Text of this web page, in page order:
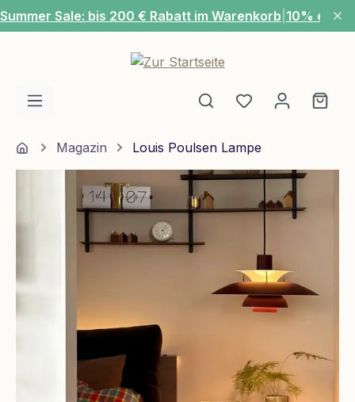
Zum Hauptinhalt springen
Summer Sale: bis 200 € Rabatt im Warenkorb 10% extra
Du hast 0
HomeMagazin Louis Poulsen Lampe